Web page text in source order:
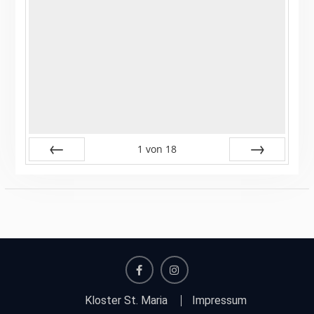
1 von 18
facebookinstagram
Kloster St. Maria
Impressum